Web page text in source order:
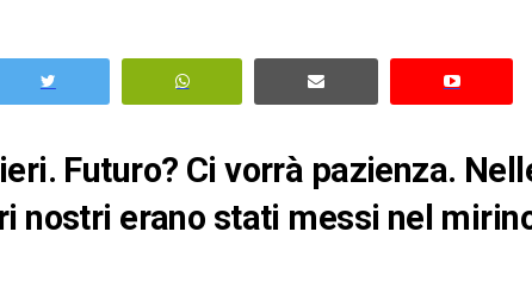
Futuro? Ci vorrà pazienza.
nostri erano stati messi nel